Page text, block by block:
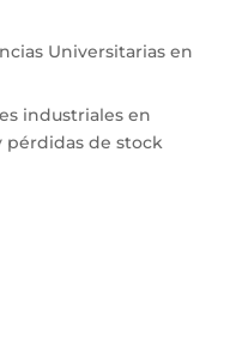
Universitarias en
industriales en
pérdidas de stock